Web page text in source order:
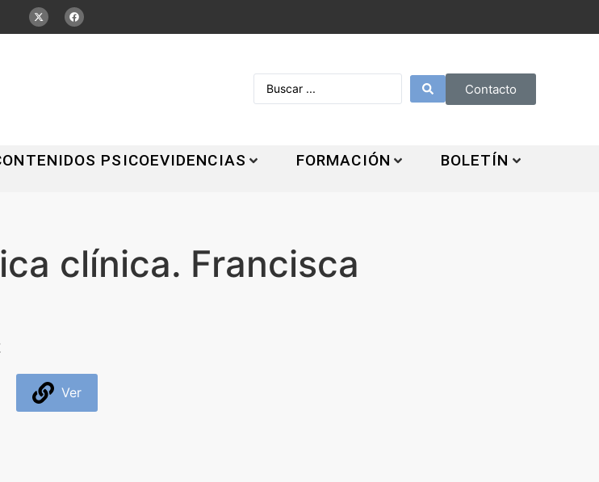
Contacto
PSICOEVIDENCIAS FORMACIÓN BOLETÍN
clínica. Francisca
Ver